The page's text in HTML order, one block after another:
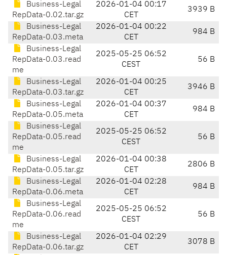
Business-Legal
RepData-0.02.tar.gz
2026-01-04 00:17
CET
3939 B
Business-Legal
RepData-0.03.meta
2026-01-04 00:22
CET
984 B
Business-Legal
RepData-0.03.read
me
2025-05-25 06:52
CEST
56 B
Business-Legal
RepData-0.03.tar.gz
2026-01-04 00:25
CET
3946 B
Business-Legal
RepData-0.05.meta
2026-01-04 00:37
CET
984 B
Business-Legal
RepData-0.05.read
me
2025-05-25 06:52
CEST
56 B
Business-Legal
RepData-0.05.tar.gz
2026-01-04 00:38
CET
2806 B
Business-Legal
RepData-0.06.meta
2026-01-04 02:28
CET
984 B
Business-Legal
RepData-0.06.read
me
2025-05-25 06:52
CEST
56 B
Business-Legal
RepData-0.06.tar.gz
2026-01-04 02:29
CET
3078 B